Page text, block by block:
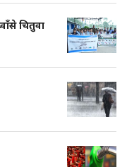
चितुवा